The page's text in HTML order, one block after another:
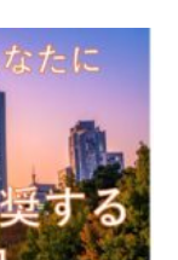
本籍、保健医療
センシティブ
、利用または
ある場合
ために特に必要
ス利用規約の
ださい。
き損の防止その
する取扱い規定
キュリティ対策
る正確性・最新
供するため。
れらに付帯・関
し保険募集業務
会社のホームペ
性を有すると合
このデータは
ありません。
することが出
ださい。この規
ビス利用規約の
ださい。